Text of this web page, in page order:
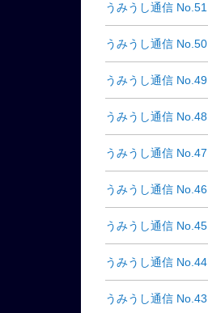
うみうし通信 No.51
うみうし通信 No.50
うみうし通信 No.49
うみうし通信 No.48
うみうし通信 No.47
うみうし通信 No.46
うみうし通信 No.45
うみうし通信 No.44
うみうし通信 No.43